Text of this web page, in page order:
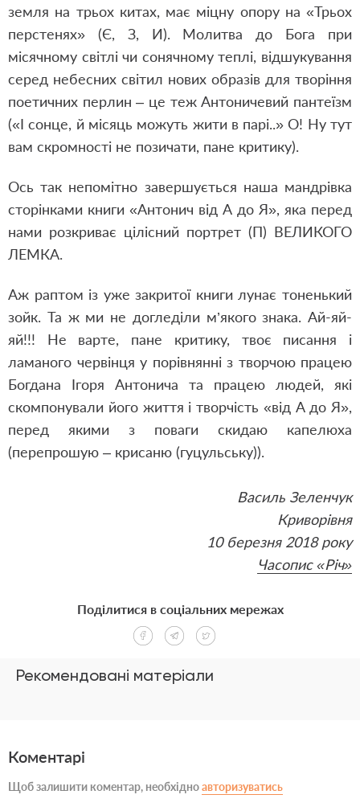
земля на трьох китах, має міцну опору на «Трьох
перстенях» (Є, З, И). Молитва до Бога при
місячному світлі чи сонячному теплі, відшукування
серед небесних світил нових образів для творіння
поетичних перлин – це теж Антоничевий пантеїзм
(«І сонце, й місяць можуть жити в парі..» О! Ну тут
вам скромності не позичати, пане критику).
Ось так непомітно завершується наша мандрівка
сторінками книги «Антонич від А до Я», яка перед
нами розкриває цілісний портрет (П) ВЕЛИКОГО
ЛЕМКА.
Аж раптом із уже закритої книги лунає тоненький
зойк. Та ж ми не догледіли м’якого знака. Ай-яй-
яй!!! Не варте, пане критику, твоє писання і
ламаного червінця у порівнянні з творчою працею
Богдана Ігоря Антонича та працею людей, які
скомпонували його життя і творчість «від А до Я»,
перед якими з поваги скидаю капелюха
(перепрошую – крисаню (гуцульську)).
Василь Зеленчук
Криворівня
10 березня 2018 року
Часопис«Річ»
Рекомендовані матеріали
Поділитися в соціальних мережах
Коментарі
Щоб залишити коментар, необхідноавторизуватись